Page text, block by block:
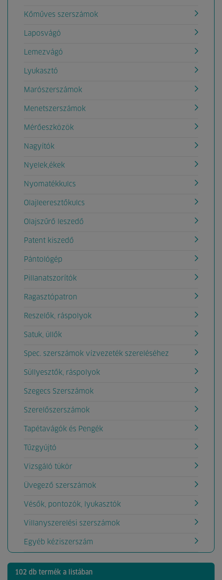
Kőműves szerszámok
Laposvágó
Lemezvágó
Lyukasztó
Marószerszámok
Menetszerszámok
Mérőeszközök
Nagyítók
Nyelek,ékek
Nyomatékkulcs
Olajleeresztőkulcs
Olajszűrő leszedő
Patent kiszedő
Pántológép
Pillanatszorítók
Ragasztópatron
Reszelők, ráspolyok
Satuk, üllők
Spec. szerszámok vízvezeték szereléséhez
Süllyesztők, ráspolyok
Szegecs Szerszámok
Szerelőszerszámok
Tapétavágók és Pengék
Tűzgyújtó
Vizsgáló tükör
Üvegező szerszámok
Vésők, pontozók, lyukasztók
Villanyszerelési szerszámok
Egyéb kéziszerszám
102 db termék a listában